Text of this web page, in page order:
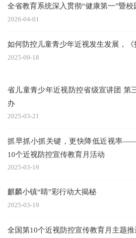
全省教育系统深入贯彻“健康第一”暨
2026-04-01
如何防控儿童青少年近视发生发展，《
2025-09-18
省儿童青少年近视防控省级宣讲团 第
办
2025-03-21
抓早抓小抓关键，更快降低近视率
10个近视防控宣传教育月活动
2025-03-19
麒麟小镇“睛”彩行动大揭秘
2025-03-19
全国第10个近视防控宣传教育月主题